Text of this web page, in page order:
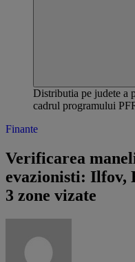
Distributia pe judete a
cadrul programului
Finante
Verificarea
evazionisti: Ilfov,
3 zone vizate